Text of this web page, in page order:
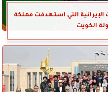
التي استهدفت مملكة
الكويت